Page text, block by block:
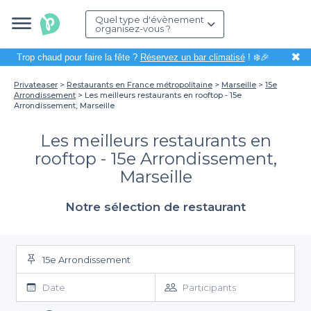
Quel type d'évènement
organisez-vous ?
Trop chaud pour faire la fête ? Réservez un bar climatisé! ❄️🎉 ✖
Privateaser Restaurants en France métropolitaine Marseille
15e
Arrondissement
Les meilleurs restaurants en rooftop - 15e
Arrondissement, Marseille
Les meilleurs restaurants en
rooftop - 15e Arrondissement,
Marseille
Notre sélection de restaurant
15e Arrondissement
Date Participants